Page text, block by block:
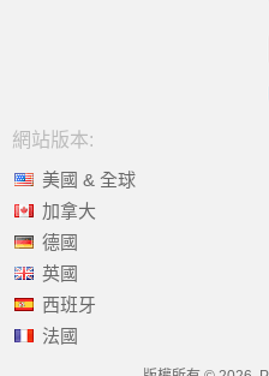
網站版本:
美國 & 全球
加拿大
德國
英國
西班牙
法國